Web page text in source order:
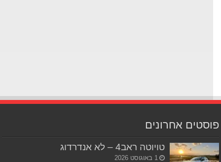
אחרונים
טויוטה ראב4 – לא אנדרדוג
1 באוגוסט 2026